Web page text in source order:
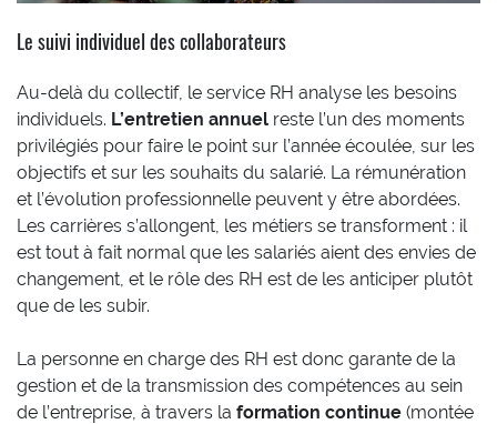
Le suivi individuel des collaborateurs
Au-delà du collectif, le service RH analyse les besoins
individuels. L’entretien annuel reste l’un des moments
privilégiés pour faire le point sur l’année écoulée, sur les
objectifs et sur les souhaits du salarié. La rémunération
et l’évolution professionnelle peuvent y être abordées.
Les carrières s’allongent, les métiers se transforment : il
est tout à fait normal que les salariés aient des envies de
changement, et le rôle des RH est de les anticiper plutôt
que de les subir.
La personne en charge des RH est donc garante de la
gestion et de la transmission des compétences au sein
de l’entreprise, à travers la formation continue (montée